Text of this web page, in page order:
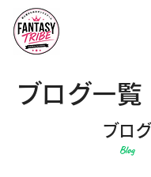
ブログ一覧
ブログ
Blog